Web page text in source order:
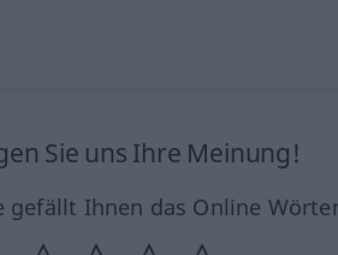
Sie uns Ihre Meinung!
gefällt Ihnen das Online